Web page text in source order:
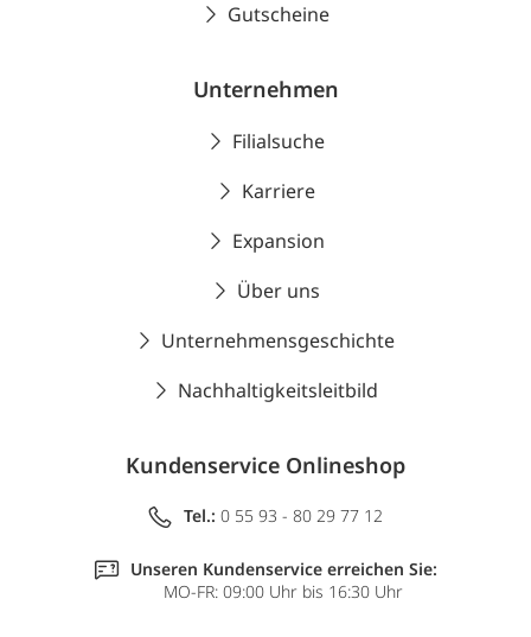
Gutscheine
Unternehmen
Filialsuche
Karriere
Expansion
Über uns
Unternehmensgeschichte
Nachhaltigkeitsleitbild
Kundenservice Onlineshop
Tel.: 0 55 93 - 80 29 77 12
Unseren Kundenservice erreichen Sie:
MO-FR: 09:00 Uhr bis 16:30 Uhr